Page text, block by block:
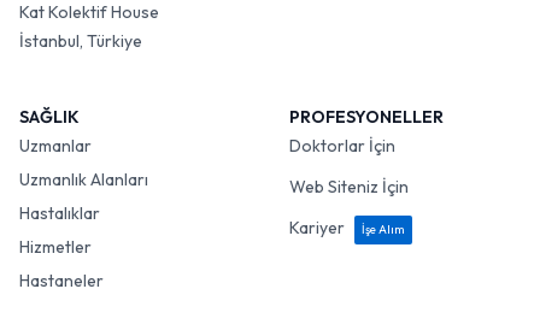
Kat Kolektif House
İstanbul, Türkiye
SAĞLIK
Uzmanlar
Uzmanlık Alanları
Hastalıklar
Hizmetler
Hastaneler
PROFESYONELLER
Doktorlar İçin
Web Siteniz İçin
Kariyer
İşe Alım